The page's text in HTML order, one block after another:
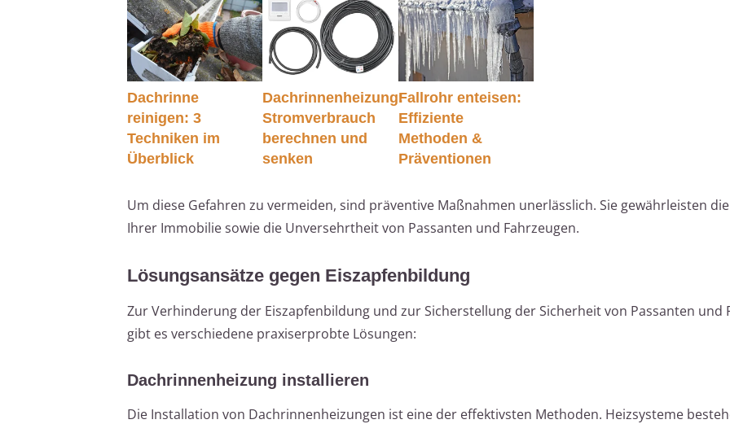
Dachrinne
reinigen: 3
Techniken im
Überblick
Dachrinnenheizung:
Stromverbrauch
berechnen und
senken
Fallrohr enteisen:
Effiziente
Methoden &
Präventionen
Um diese Gefahren zu vermeiden, sind präventive Maßnahmen unerlässlich. Sie gewährleisten
Ihrer Immobilie sowie die Unversehrtheit von Passanten und Fahrzeugen.
Lösungsansätze gegen Eiszapfenbildung
Zur Verhinderung der Eiszapfenbildung und zur Sicherstellung der Sicherheit von Passanten und
gibt es verschiedene praxiserprobte Lösungen:
Dachrinnenheizung installieren
Die Installation von Dachrinnenheizungen ist eine der effektivsten Methoden. Heizsysteme